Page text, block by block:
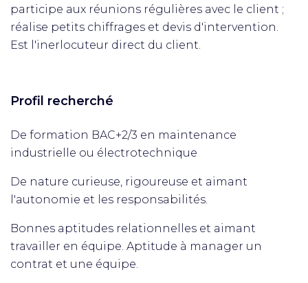
participe aux réunions régulières avec le client ;
réalise petits chiffrages et devis d'intervention.
Est l'inerlocuteur direct du client.
Profil recherché
De formation BAC+2/3 en maintenance
industrielle ou électrotechnique
De nature curieuse, rigoureuse et aimant
l'autonomie et les responsabilités.
Bonnes aptitudes relationnelles et aimant
travailler en équipe. Aptitude à manager un
contrat et une équipe.